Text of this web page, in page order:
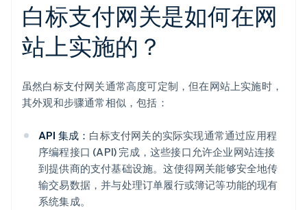
白标支付网关是如何在网
站上实施的？
虽然白标支付网关通常高度可定制，但在网站上实施时，
其外观和步骤通常相似，包括：
API 集成： 白标支付网关的实际实现通常通过应用程
序编程接口 (API) 完成，这些接口允许企业网站连接
到提供商的支付基础设施。这使得网关能够安全地传
输交易数据，并与处理订单履行或簿记等功能的现有
系统集成。